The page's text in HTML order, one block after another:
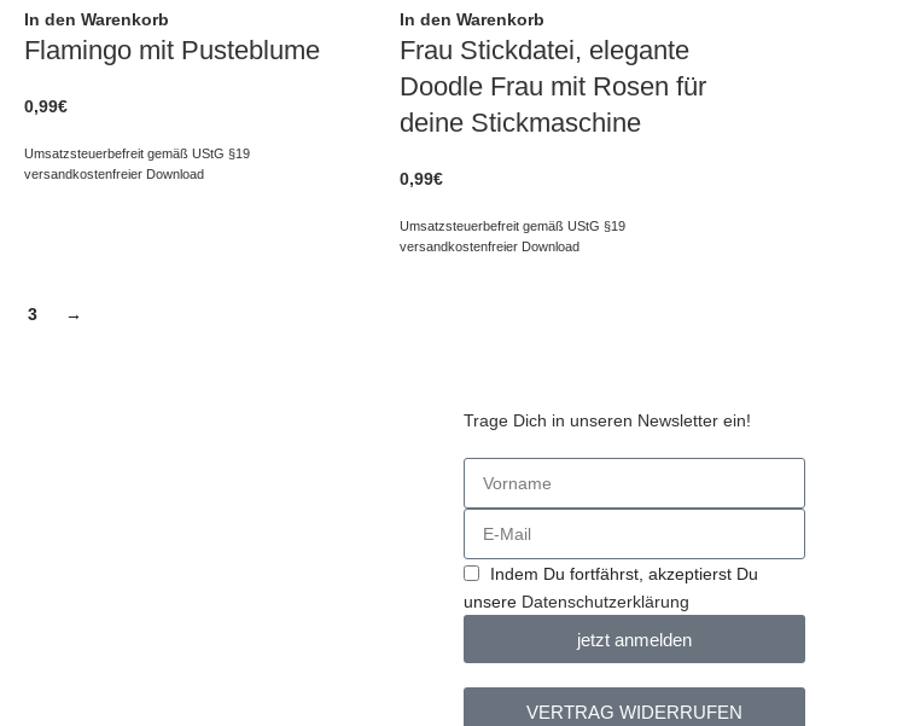
In den Warenkorb
Flamingo mit Pusteblume
0,99€
Umsatzsteuerbefreit gemäß UStG §19
versandkostenfreier Download
In den Warenkorb
Frau Stickdatei, elegante
Doodle Frau mit Rosen für
deine Stickmaschine
0,99€
Umsatzsteuerbefreit gemäß UStG §19
versandkostenfreier Download
3 →
Trage Dich in unseren Newsletter ein!
Indem Du fortfährst, akzeptierst Du
unsere Datenschutzerklärung
jetzt anmelden
VERTRAG WIDERRUFEN